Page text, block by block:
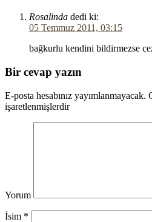
Rosalinda dedi ki:
05 Temmuz 2011, 03:15
bağkurlu kendini bildirmezse
Bir cevap yazın
E-posta hesabınız yayımlanmayacak.
işaretlenmişlerdir
Yorum
İsim *